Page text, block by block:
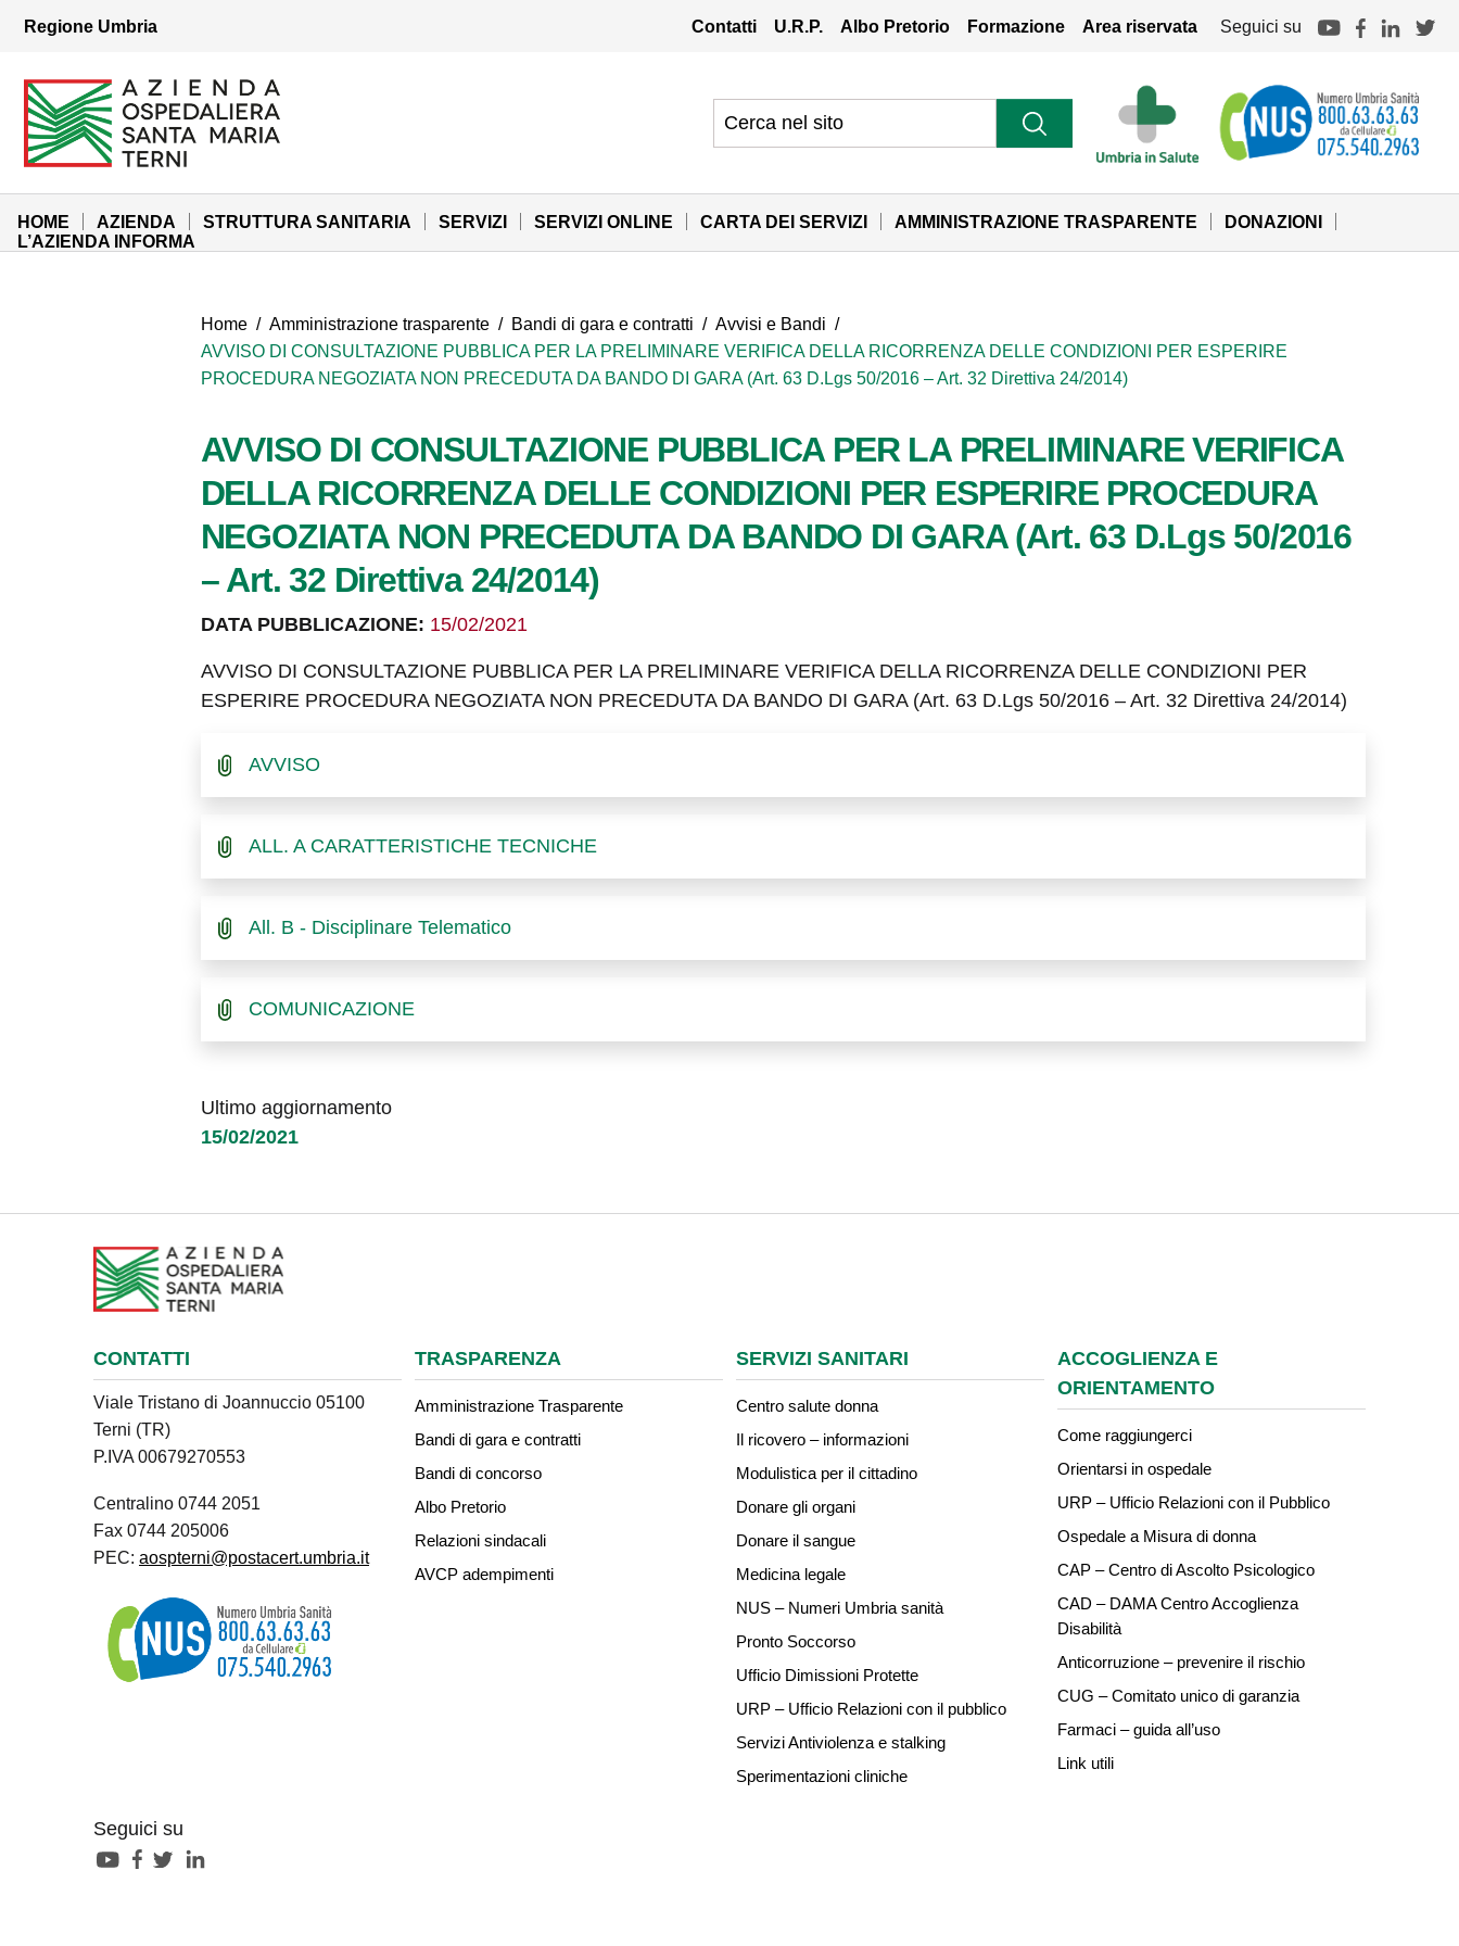
Vai al menu di navigazione
Regione Umbria Contatti U.R.P. Albo Pretorio Formazione Area riservata Seguici su
Azienda Ospedaliera Santa Maria di Terni
Sito Istituzionale
HOME AZIENDA STRUTTURA SANITARIA SERVIZI SERVIZI ONLINE CARTA DEI SERVIZI AMMINISTRAZIONE TRASPARENTE
DONAZIONI
L’AZIENDA INFORMA
Home / Amministrazione trasparente / Bandi di gara e contratti / Avvisi e Bandi /
AVVISO DI CONSULTAZIONE PUBBLICA PER LA PRELIMINARE VERIFICA DELLA RICORRENZA DELLE CONDIZIONI PER ESPERIRE
PROCEDURA NEGOZIATA NON PRECEDUTA DA BANDO DI GARA (Art. 63 D.Lgs 50/2016 – Art. 32 Direttiva 24/2014)
AVVISO DI CONSULTAZIONE PUBBLICA PER LA PRELIMINARE VERIFICA
DELLA RICORRENZA DELLE CONDIZIONI PER ESPERIRE PROCEDURA
NEGOZIATA NON PRECEDUTA DA BANDO DI GARA (Art. 63 D.Lgs 50/2016
– Art. 32 Direttiva 24/2014)
DATA PUBBLICAZIONE: 15/02/2021
AVVISO DI CONSULTAZIONE PUBBLICA PER LA PRELIMINARE VERIFICA DELLA RICORRENZA DELLE CONDIZIONI PER
ESPERIRE PROCEDURA NEGOZIATA NON PRECEDUTA DA BANDO DI GARA (Art. 63 D.Lgs 50/2016 – Art. 32 Direttiva 24/2014)
AVVISO
ALL. A CARATTERISTICHE TECNICHE
All. B - Disciplinare Telematico
COMUNICAZIONE
Ultimo aggiornamento
15/02/2021
CONTATTI
Viale Tristano di Joannuccio 05100
Terni (TR)
P.IVA 00679270553
Centralino 0744 2051
Fax 0744 205006
PEC: aospterni@postacert.umbria.it
Seguici su
TRASPARENZA
Amministrazione Trasparente
Bandi di gara e contratti
Bandi di concorso
Albo Pretorio
Relazioni sindacali
AVCP adempimenti
SERVIZI SANITARI
Centro salute donna
Il ricovero – informazioni
Modulistica per il cittadino
Donare gli organi
Donare il sangue
Medicina legale
NUS – Numeri Umbria sanità
Pronto Soccorso
Ufficio Dimissioni Protette
URP – Ufficio Relazioni con il pubblico
Servizi Antiviolenza e stalking
Sperimentazioni cliniche
ACCOGLIENZA E
ORIENTAMENTO
Come raggiungerci
Orientarsi in ospedale
URP – Ufficio Relazioni con il Pubblico
Ospedale a Misura di donna
CAP – Centro di Ascolto Psicologico
CAD – DAMA Centro Accoglienza
Disabilità
Anticorruzione – prevenire il rischio
CUG – Comitato unico di garanzia
Farmaci – guida all’uso
Link utili